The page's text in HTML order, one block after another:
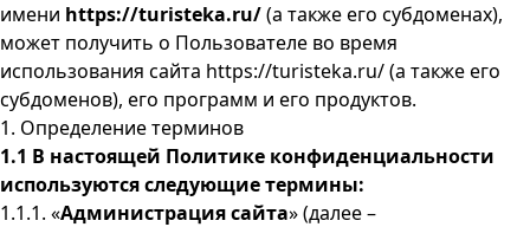
имени https://turisteka.ru/(а также его субдоменах),
может получить о Пользователе во время
использования сайта https://turisteka.ru/ (а также его
субдоменов), его программ и его продуктов.
1. Определение терминов
1.1 В настоящей Политике конфиденциальности
используются следующие термины:
1.1.1. «Администрация сайта» (далее –